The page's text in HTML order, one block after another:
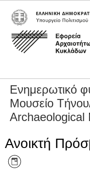
Ενημερωτικό
Μουσείο
Archaeological
Ανοικτή